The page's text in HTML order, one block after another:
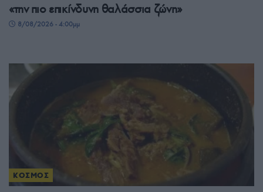
«την πιο επικίνδυνη θαλάσσια ζώνη»
8/08/2026 - 4:00μμ
ΚΟΣΜΟΣ